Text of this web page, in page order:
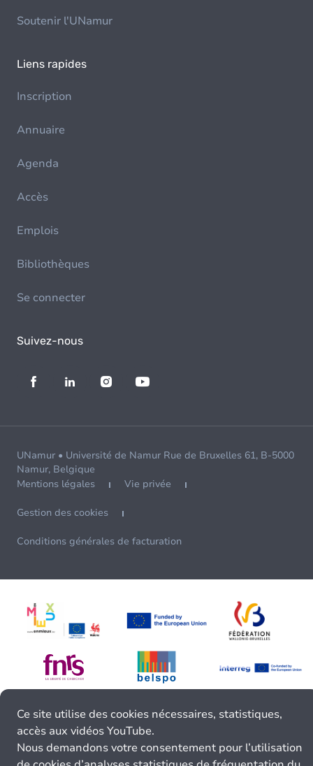
Soutenir l'UNamur
Liens rapides
Inscription
Annuaire
Agenda
Accès
Emplois
Bibliothèques
Se connecter
Suivez-nous
UNamur • Université de Namur Rue de Bruxelles 61, B-5000
Namur, Belgique
Mentions légales
Vie privée
Gestion des cookies
Conditions générales de facturation
Ce site utilise des cookies nécessaires, statistiques,
accès aux vidéos YouTube.
Nous demandons votre consentement pour l’utilisation